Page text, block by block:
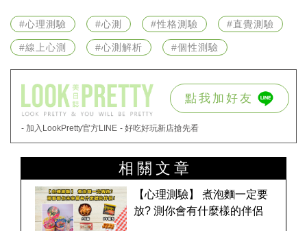
#心理測驗 #心測 #性格測驗 #直覺測驗
#線上心測 #心測解析 #個性測驗
- 加入LookPretty官方LINE - 好吃好玩新店搶先看
點我加好友
相關文章
【心理測驗】 煮泡麵一定要
放? 測你會有什麼樣的伴侶